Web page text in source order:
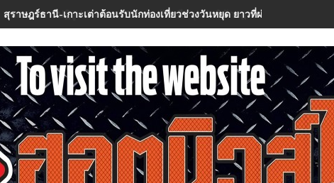
สุราษฎร์ธานี-เกาะเต่าต้อนรับนักท่องเที่ยวช่วงวันหยุด ยาวที่ผ่านมาชูผลสำเร็